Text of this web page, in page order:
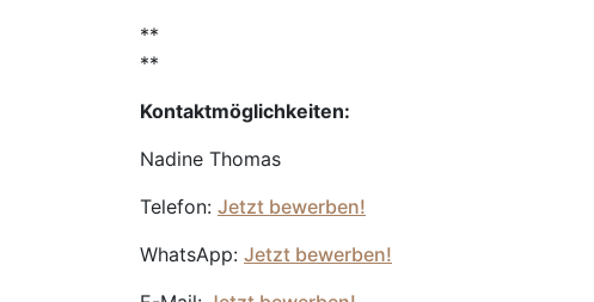
**
**
Kontaktmöglichkeiten:
Nadine Thomas
Telefon: Jetzt bewerben!
WhatsApp: Jetzt bewerben!